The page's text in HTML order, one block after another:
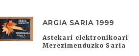
ARGIA SARIA 1999
Astekari elektronikoari
Merezimenduzko Saria